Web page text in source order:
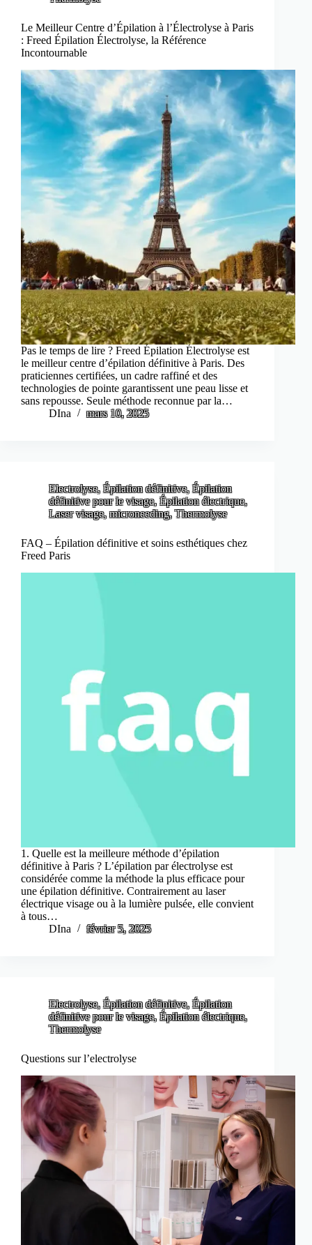
Le Meilleur Centre d’Épilation à l’Électrolyse à Paris
: Freed Épilation Électrolyse, la Référence
Incontournable
Pas le temps de lire ? Freed Épilation Électrolyse est
le meilleur centre d’épilation définitive à Paris. Des
praticiennes certifiées, un cadre raffiné et des
technologies de pointe garantissent une peau lisse et
sans repousse. Seule méthode reconnue par la…
DIna
mars 10, 2025
Electrolyse,Épilation définitive,Épilation
définitive pour le visage,Épilation électrique,
Laser visage,microneeding,Thermolyse
FAQ – Épilation définitive et soins esthétiques chez
Freed Paris
1. Quelle est la meilleure méthode d’épilation
définitive à Paris ? L’épilation par électrolyse est
considérée comme la méthode la plus efficace pour
une épilation définitive. Contrairement au laser
électrique visage ou à la lumière pulsée, elle convient
à tous…
DIna
février 5, 2025
Electrolyse,Épilation définitive,Épilation
définitive pour le visage,Épilation électrique,
Thermolyse
Questions sur l’electrolyse